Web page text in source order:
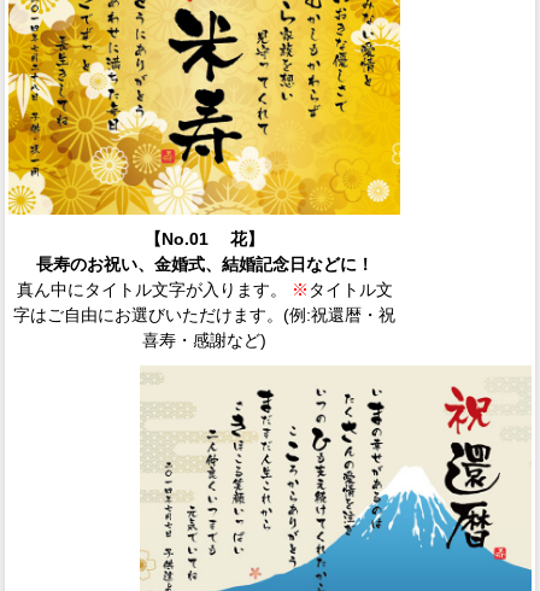
【No.01 花】
長寿のお祝い、金婚式、結婚記念日などに！
真ん中にタイトル文字が入ります。
※ タイトル文
字はご自由にお選びいただけます。(例:祝還暦・祝
喜寿・感謝など)